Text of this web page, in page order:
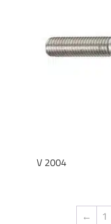
V 2004
← 1